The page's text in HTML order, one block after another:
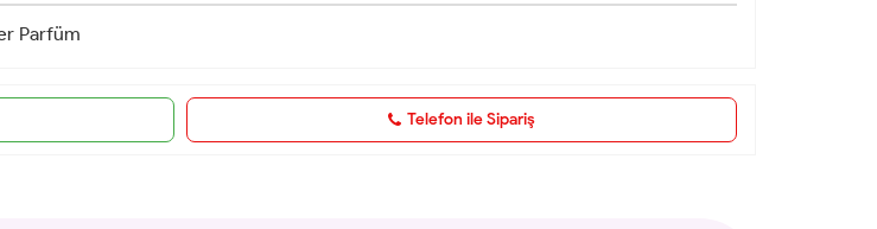
Parfüm
Telefon ile Sipariş